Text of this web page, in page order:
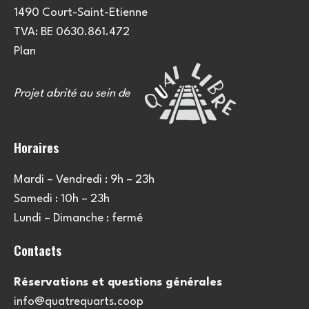
1490 Court-Saint-Etienne
TVA: BE 0630.861.472
Plan
Projet abrité au sein de
Horaires
Mardi – Vendredi : 9h – 23h
Samedi : 10h – 23h
Lundi – Dimanche : fermé
Contacts
Réservations et questions générales
info@quatrequarts.coop